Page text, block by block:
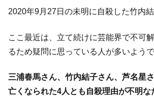
2020年9月27日の未明に自殺した竹内結
ここ最近は、立て続けに芸能界で不可
るため疑問に思っている人が多いようで
三浦春馬さん、竹内結子さん、芦名星
亡くなられた4人とも自殺理由が不明な